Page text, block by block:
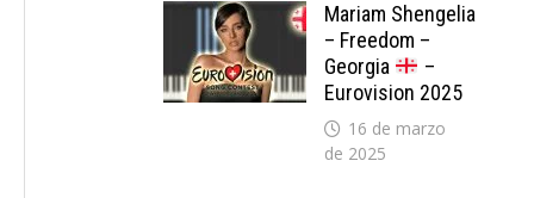
Mariam Shengelia
– Freedom –
Georgia
–
Eurovision 2025
16 de marzo
de 2025